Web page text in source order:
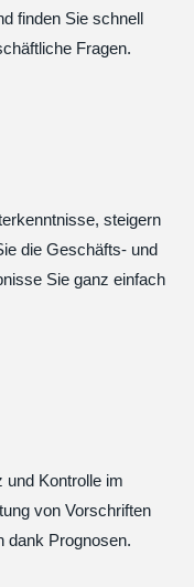
finden Sie schnell
Fragen.
steigern
die Geschäfts- und
Sie ganz einfach
und Kontrolle im
von Vorschriften
dank Prognosen.